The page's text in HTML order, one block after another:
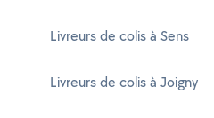
Livreurs de colis à Sens
Livreurs de colis à Joigny